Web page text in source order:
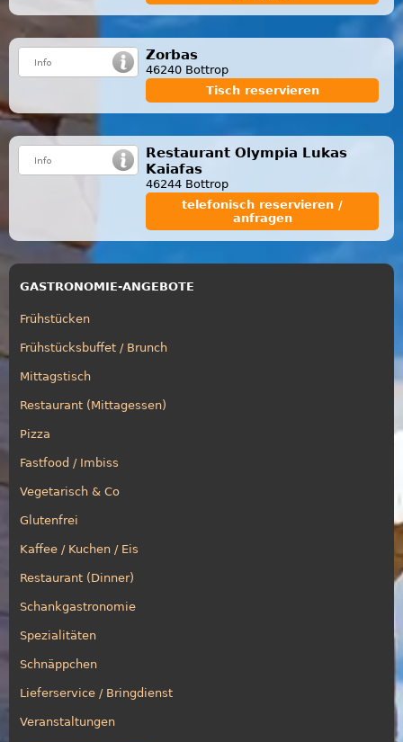
Zorbas
46240 Bottrop
Tisch reservieren
Restaurant Olympia Lukas
Kaiafas
46244 Bottrop
telefonisch reservieren /
anfragen
GASTRONOMIE-ANGEBOTE
Frühstücken
Frühstücksbuffet / Brunch
Mittagstisch
Restaurant (Mittagessen)
Pizza
Fastfood / Imbiss
Vegetarisch & Co
Glutenfrei
Kaffee / Kuchen / Eis
Restaurant (Dinner)
Schankgastronomie
Spezialitäten
Schnäppchen
Lieferservice / Bringdienst
Veranstaltungen